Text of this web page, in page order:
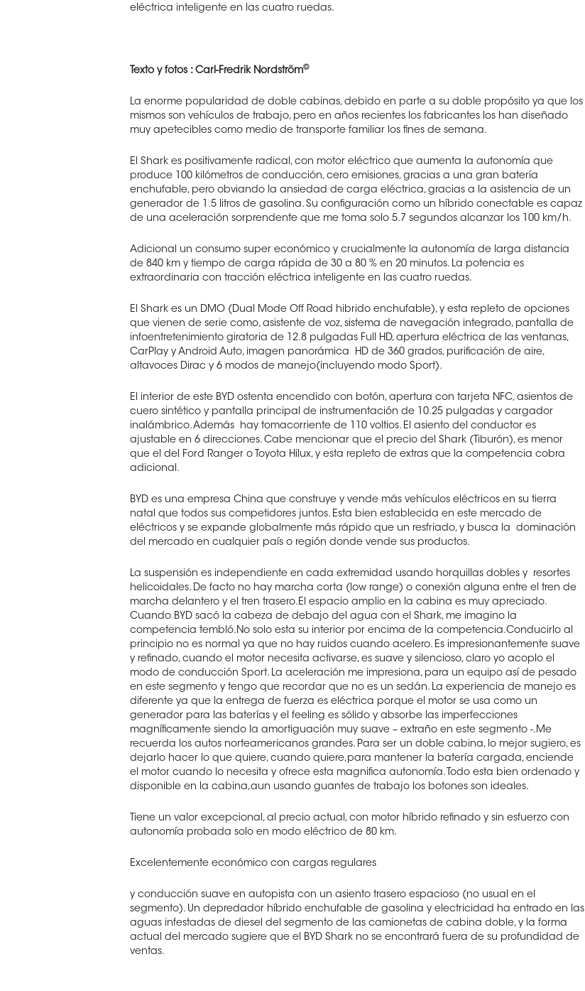
eléctrica inteligente en las cuatro ruedas.
Texto y fotos : Carl-Fredrik Nordström©
La enorme popularidad de doble cabinas, debido en parte a su doble propósito ya que los
mismos son vehículos de trabajo, pero en años recientes los fabricantes los han diseñado
muy apetecibles como medio de transporte familiar los fines de semana.
El Shark es positivamente radical, con motor eléctrico que aumenta la autonomía que
produce 100 kilómetros de conducción, cero emisiones, gracias a una gran batería
enchufable, pero obviando la ansiedad de carga eléctrica, gracias a la asistencia de un
generador de 1.5 litros de gasolina. Su configuración como un híbrido conectable es capaz
de una aceleración sorprendente que me toma solo 5.7 segundos alcanzar los 100 km/h.
Adicional un consumo super económico y crucialmente la autonomía de larga distancia
de 840 km y tiempo de carga rápida de 30 a 80 % en 20 minutos. La potencia es
extraordinaria con tracción eléctrica inteligente en las cuatro ruedas.
El Shark es un DMO (Dual Mode Off Road hibrido enchufable), y esta repleto de opciones
que vienen de serie como, asistente de voz, sistema de navegación integrado, pantalla de
infoentretenimiento giratoria de 12.8 pulgadas Full HD, apertura eléctrica de las ventanas,
CarPlay y Android Auto, imagen panorámica
HD de 360 grados, purificación de aire,
altavoces Dirac y 6 modos de manejo(incluyendo modo Sport).
El interior de este BYD ostenta encendido con botón, apertura con tarjeta NFC, asientos de
cuero sintético y pantalla principal de instrumentación de 10.25 pulgadas y cargador
inalámbrico. Además
hay tomacorriente de 110 voltios. El asiento del conductor es
ajustable en 6 direcciones. Cabe mencionar que el precio del Shark (Tiburón), es menor
que el del Ford Ranger o Toyota Hilux, y esta repleto de extras que la competencia cobra
adicional.
BYD es una empresa China que construye y vende más vehículos eléctricos en su tierra
natal que todos sus competidores juntos. Esta bien establecida en este mercado de
eléctricos y se expande globalmente más rápido que un resfriado, y busca la
dominación
del mercado en cualquier país o región donde vende sus productos.
La suspensión es independiente en cada extremidad usando horquillas dobles y
resortes
helicoidales. De facto no hay marcha corta (low range) o conexión alguna entre el tren de
marcha delantero y el tren trasero.El espacio amplio en la cabina es muy apreciado.
Cuando BYD sacó la cabeza de debajo del agua con el Shark, me imagino la
competencia tembló.No solo esta su interior por encima de la competencia.Conducirlo al
principio no es normal ya que no hay ruidos cuando acelero. Es impresionantemente suave
y refinado, cuando el motor necesita activarse, es suave y silencioso, claro yo acoplo el
modo de conducción Sport. La aceleración me impresiona, para un equipo así de pesado
en este segmento y tengo que recordar que no es un sedán. La experiencia de manejo es
diferente ya que la entrega de fuerza es eléctrica porque el motor se usa como un
generador para las baterías y el feeling es sólido y absorbe las imperfecciones
magníficamente siendo la amortiguación muy suave – extraño en este segmento -.Me
recuerda los autos norteamericanos grandes. Para ser un doble cabina, lo mejor sugiero, es
dejarlo hacer lo que quiere, cuando quiere,para mantener la batería cargada, enciende
el motor cuando lo necesita y ofrece esta magnifica autonomía. Todo esta bien ordenado y
disponible en la cabina,aun usando guantes de trabajo los botones son ideales.
Tiene un valor excepcional, al precio actual, con motor híbrido refinado y sin esfuerzo con
autonomía probada solo en modo eléctrico de 80 km.
Excelentemente económico con cargas regulares
y conducción suave en autopista con un asiento trasero espacioso (no usual en el
segmento). Un depredador híbrido enchufable de gasolina y electricidad ha entrado en las
aguas infestadas de diesel del segmento de las camionetas de cabina doble, y la forma
actual del mercado sugiere que el BYD Shark no se encontrará fuera de su profundidad de
ventas.